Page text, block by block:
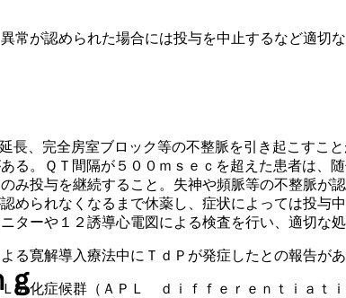
が認められた場合には投与を中止するなど適切な
長、完全房室ブロック等の不整脈を引き起こす
る。ＱＴ間隔が５００ｍｓｅｃを超えた患者は
み投与を継続すること。失神や頻脈等の不整脈が
められなくなるまで休薬し、症状によっては投与
ーや１２誘導心電図による検査を行い、適切な処
寛解導入療法中にＴｄＰが発症したとの報告が
分化症候群（ＡＰＬ ｄｉｆｆｅｒｅｎｔｉａｔ
ｇ